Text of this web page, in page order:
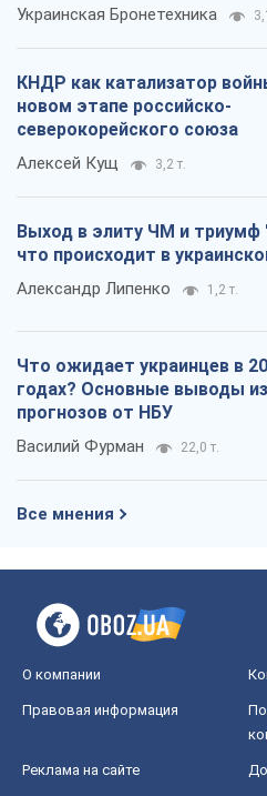
Украинская Бронетехника
КНДР как катализатор
новом этапе российско-
северокорейского союза
Алексей Кущ 3,2 т.
Выход в элиту ЧМ и триумф
что происходит в
Александр Липенко 1,2 т.
Что ожидает украинцев в
годах? Основные выводы
прогнозов от НБУ
Василий Фурман 22,0 т.
Все мнения
О компании
Правовая информация
Реклама на сайте